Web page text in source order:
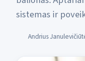
sistemas ir
Andrius